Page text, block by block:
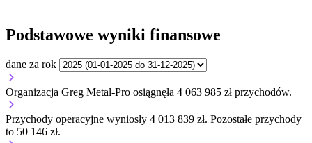
Podstawowe wyniki finansowe
dane za rok
Organizacja Greg Metal-Pro osiągnęła 4 063 985 zł przychodów.
Przychody operacyjne wyniosły 4 013 839 zł. Pozostałe przychody
to 50 146 zł.